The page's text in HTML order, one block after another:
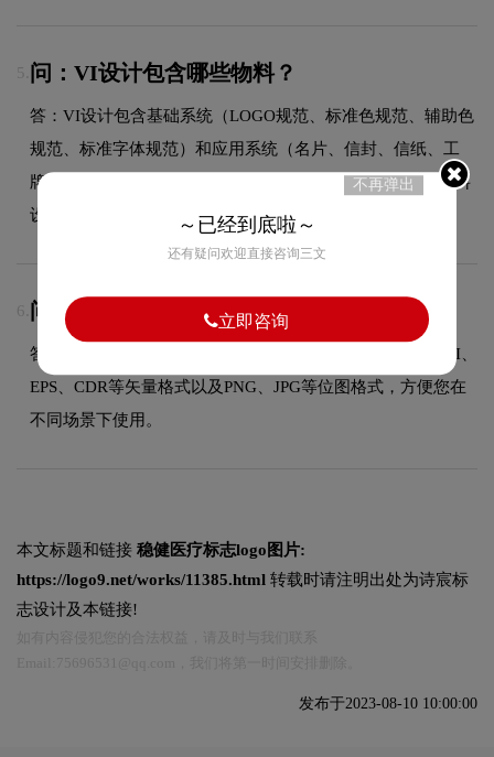
5. 问：VI设计包含哪些物料？
答：VI设计包含基础系统（LOGO规范、标准色规范、辅助色
规范、标准字体规范）和应用系统（名片、信封、信纸、工
牌、纸杯、手提袋、PPT模板、员工胸牌等全套企业视觉物料
设计）。
6. 问：源文件全部交付吗？
答：是的，设计完成后我们提供多种格式的源文件，包括AI、
EPS、CDR等矢量格式以及PNG、JPG等位图格式，方便您在
不同场景下使用。
本文标题和链接 稳健医疗标志logo图片:
https://logo9.net/works/11385.html 转载时请注明出处为诗宸标
志设计及本链接!
发布于2023-08-10 10:00:00
不再弹出
～已经到底啦～
还有疑问欢迎直接咨询三文
立即咨询